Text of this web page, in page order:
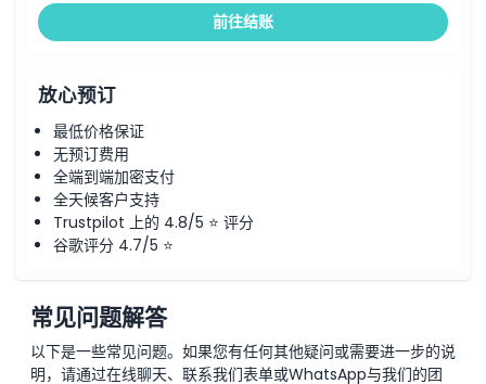
前往结账
放心预订
最低价格保证
无预订费用
全端到端加密支付
全天候客户支持
Trustpilot 上的 4.8/5 ⭐ 评分
谷歌评分 4.7/5 ⭐
常见问题解答
以下是一些常见问题。如果您有任何其他疑问或需要进一步的说
明，请通过在线聊天、联系我们表单或WhatsApp与我们的团